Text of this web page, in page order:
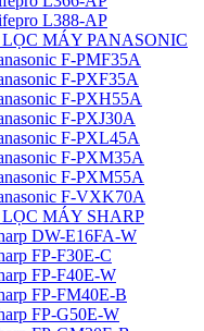
L388-AP
MÁY PANASONIC
F-PMF35A
F-PXF35A
F-PXH55A
F-PXJ30A
F-PXL45A
F-PXM35A
F-PXM55A
F-VXK70A
MÁY SHARP
DW-E16FA-W
FP-F30E-C
FP-F40E-W
FP-FM40E-B
FP-G50E-W